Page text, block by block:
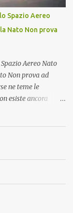
Spazio Aereo
Nato Non prova
Aereo Nato
Non prova ad
ne teme le
esiste ancora
per provocare
sane, potrebbe